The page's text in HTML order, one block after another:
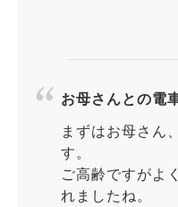
お母さんとの電
まずはお母さん
す。
ご高齢ですがよ
れましたね。